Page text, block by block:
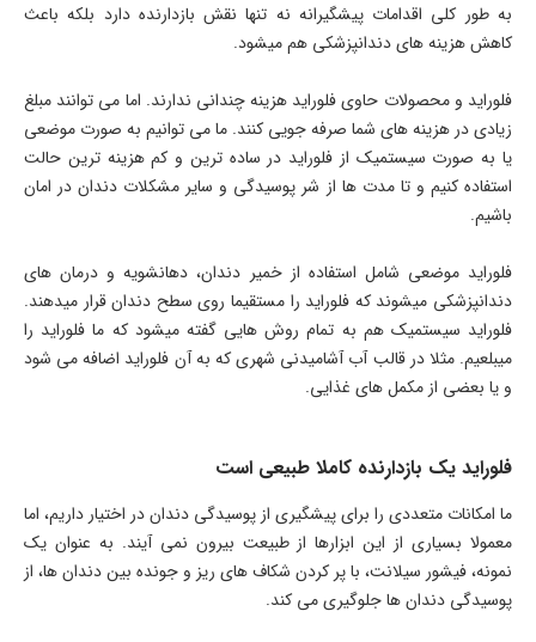
به طور کلی اقدامات پیشگیرانه نه تنها نقش بازدارنده دارد بلکه باعث
کاهش هزینه های دندانپزشکی هم میشود.
فلوراید و محصولات حاوی فلوراید هزینه چندانی ندارند. اما می توانند مبلغ
زیادی در هزینه های شما صرفه جویی کنند. ما می توانیم به صورت موضعی
یا به صورت سیستمیک از فلوراید در ساده ترین و کم هزینه ترین حالت
استفاده کنیم و تا مدت ها از شر پوسیدگی و سایر مشکلات دندان در امان
باشیم.
فلوراید موضعی شامل استفاده از خمیر دندان، دهانشویه و درمان های
دندانپزشکی میشوند که فلوراید را مستقیما روی سطح دندان قرار میدهند.
فلوراید سیستمیک هم به تمام روش هایی گفته میشود که ما فلوراید را
میبلعیم. مثلا در قالب آب آشامیدنی شهری که به آن فلوراید اضافه می شود
و یا بعضی از مکمل های غذایی.
فلوراید یک بازدارنده کاملا طبیعی است
ما امکانات متعددی را برای پیشگیری از پوسیدگی دندان در اختیار داریم، اما
معمولا بسیاری از این ابزارها از طبیعت بیرون نمی‌ آیند. به عنوان یک
نمونه، فیشور سیلانت، با پر کردن شکاف‌ های ریز و جونده بین دندان‌ ها، از
پوسیدگی دندان‌ ها جلوگیری می‌ کند.